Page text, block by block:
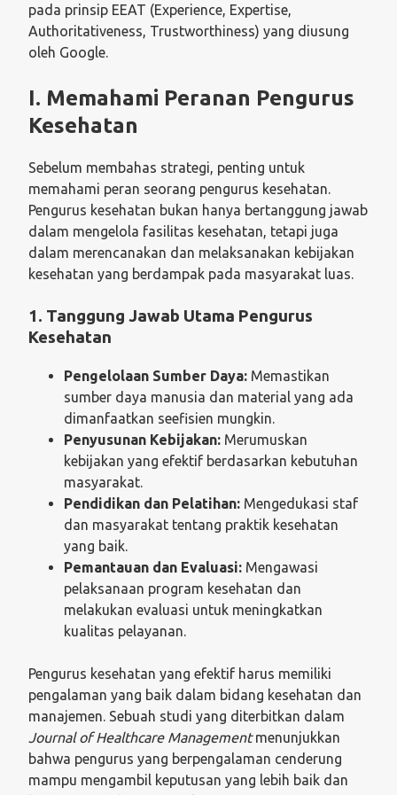
pada prinsip EEAT (Experience, Expertise,
Authoritativeness, Trustworthiness) yang diusung
oleh Google.
I. Memahami Peranan Pengurus
Kesehatan
Sebelum membahas strategi, penting untuk
memahami peran seorang pengurus kesehatan.
Pengurus kesehatan bukan hanya bertanggung jawab
dalam mengelola fasilitas kesehatan, tetapi juga
dalam merencanakan dan melaksanakan kebijakan
kesehatan yang berdampak pada masyarakat luas.
1. Tanggung Jawab Utama Pengurus
Kesehatan
Pengelolaan Sumber Daya: Memastikan
sumber daya manusia dan material yang ada
dimanfaatkan seefisien mungkin.
Penyusunan Kebijakan: Merumuskan
kebijakan yang efektif berdasarkan kebutuhan
masyarakat.
Pendidikan dan Pelatihan: Mengedukasi staf
dan masyarakat tentang praktik kesehatan
yang baik.
Pemantauan dan Evaluasi: Mengawasi
pelaksanaan program kesehatan dan
melakukan evaluasi untuk meningkatkan
kualitas pelayanan.
Pengurus kesehatan yang efektif harus memiliki
pengalaman yang baik dalam bidang kesehatan dan
manajemen. Sebuah studi yang diterbitkan dalam
Journal of Healthcare Managementmenunjukkan
bahwa pengurus yang berpengalaman cenderung
mampu mengambil keputusan yang lebih baik dan